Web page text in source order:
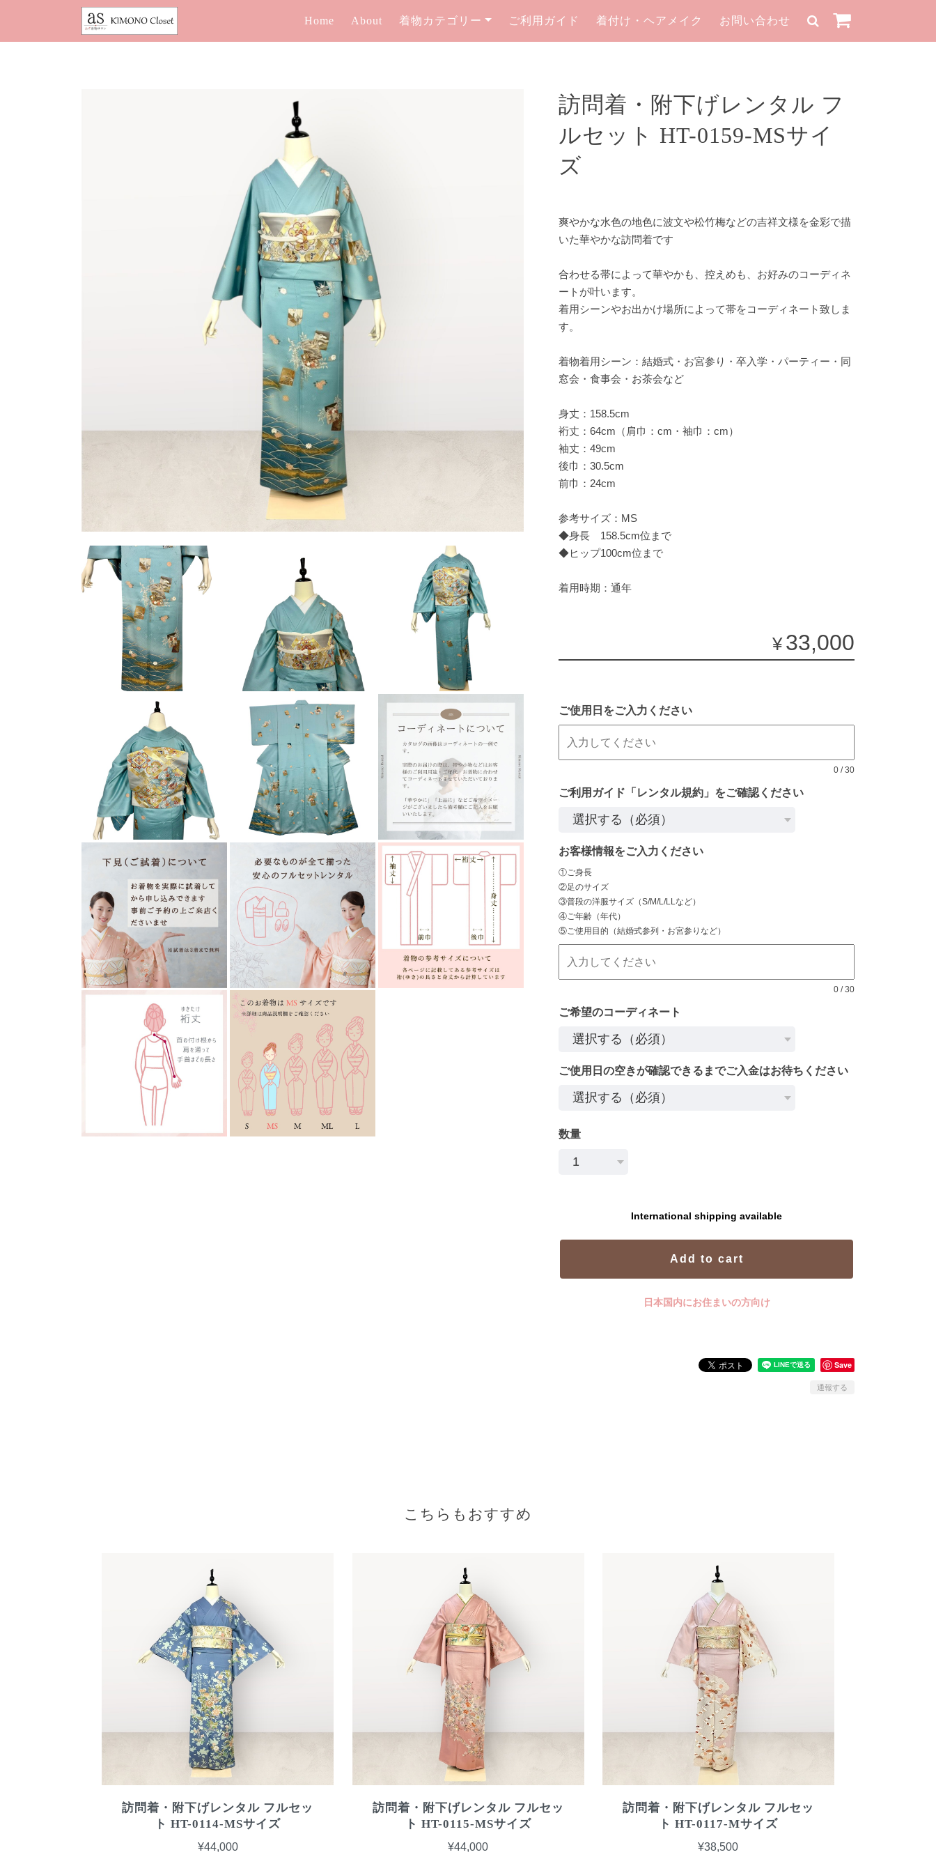
Home About 着物カテゴリー ご利用ガイド 着付け・ヘアメイク お問い合わせ
訪問着・附下げレンタル フ
ルセット HT-0159-MSサイ
ズ
爽やかな水色の地色に波文や松竹梅などの吉祥文様を金彩で描
いた華やかな訪問着です
合わせる帯によって華やかも、控えめも、お好みのコーディネ
ートが叶います。
着用シーンやお出かけ場所によって帯をコーディネート致しま
す。
着物着用シーン：結婚式・お宮参り・卒入学・パーティー・同
窓会・食事会・お茶会など
身丈：158.5cm
裄丈：64cm（肩巾：cm・袖巾：cm）
袖丈：49cm
後巾：30.5cm
前巾：24cm
参考サイズ：MS
◆身長 158.5cm位まで
◆ヒップ100cm位まで
着用時期：通年
¥ 33,000
ご使用日をご入力ください
0 /30
ご利用ガイド「レンタル規約」をご確認ください
お客様情報をご入力ください
①ご身長
②足のサイズ
③普段の洋服サイズ（S/M/L/LLなど）
④ご年齢（年代）
⑤ご使用目的（結婚式参列・お宮参りなど）
0 /30
ご希望のコーディネート
ご使用日の空きが確認できるまでご入金はお待ちください
数量
International shipping available
Add to cart
日本国内にお住まいの方向け
Save
通報する
こちらもおすすめ
訪問着・附下げレンタル フルセッ
ト HT-0114-MSサイズ
¥44,000
訪問着・附下げレンタル フルセッ
ト HT-0115-MSサイズ
¥44,000
訪問着・附下げレンタル フルセッ
ト HT-0117-Mサイズ
¥38,500